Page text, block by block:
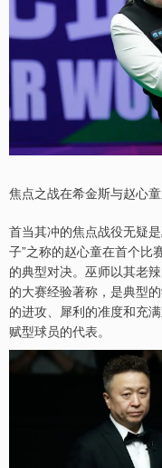
焦点之战在希金斯与赵心童
首当其冲的焦点战役无疑
子”之称的赵心童在首个比
的典型对决。巫师以其老
的大赛经验著称，是典型
的进攻、犀利的准度和充
赋型球员的代表。